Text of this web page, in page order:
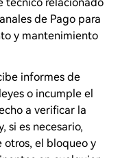
de Pago para
y mantenimiento
informes de
o incumple el
a verificar la
si es necesario,
otros, el bloqueo y